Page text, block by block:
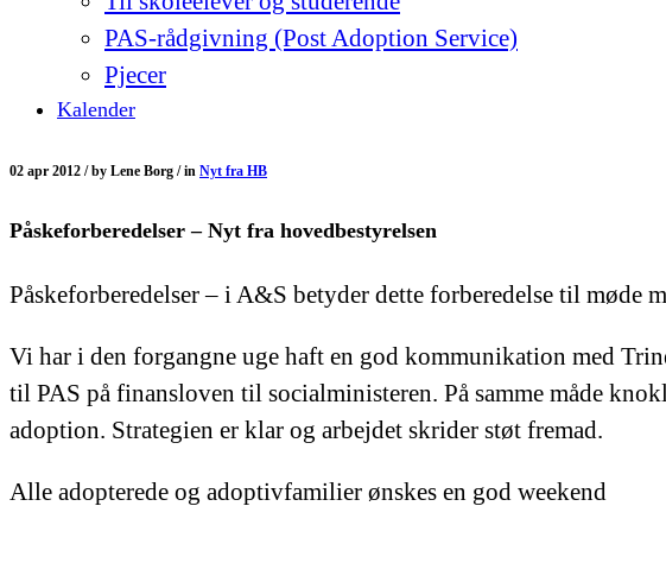
PAS-rådgivning (Post Adoption Service)
Pjecer
Kalender
02 apr 2012 /by Lene Borg /in Nyt fra HB
Påskeforberedelser – Nyt fra hovedbestyrelsen
Påskeforberedelser – i A&S betyder dette forberedelse til
Vi har i den forgangne uge haft en god kommunikation med
til PAS på finansloven til socialministeren. På samme måde
adoption. Strategien er klar og arbejdet skrider støt fremad.
Alle adopterede og adoptivfamilier ønskes en god weekend